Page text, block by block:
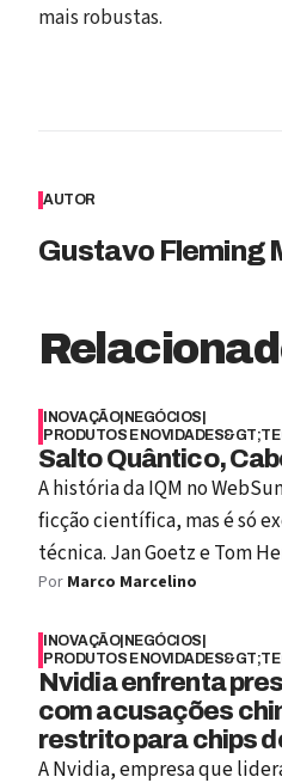
mais robustas.
AUTOR
Gustavo Fleming
INOVAÇÃO| NEGÓCIOS
PRODUTOS E
Salto Quântico,
A história da IQM no
ficção científica, mas é só
técnica. Jan Goetz e Tom
uma startup que começou
computação quântica,
e construiu a única fábrica
quânticos da Europa. É o
salto quântico… onde
Por Marco Marcelino
INOVAÇÃO| NEGÓCIOS
PRODUTOS E
Nvidia enfrenta
com acusações
restrito para chips
A Nvidia, empresa que